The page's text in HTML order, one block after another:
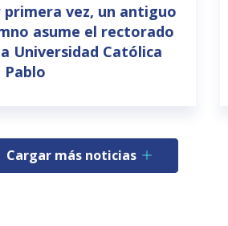
primera vez, un antiguo
asume el rectorado
Universidad Católica
Pablo
Cargar más noticias